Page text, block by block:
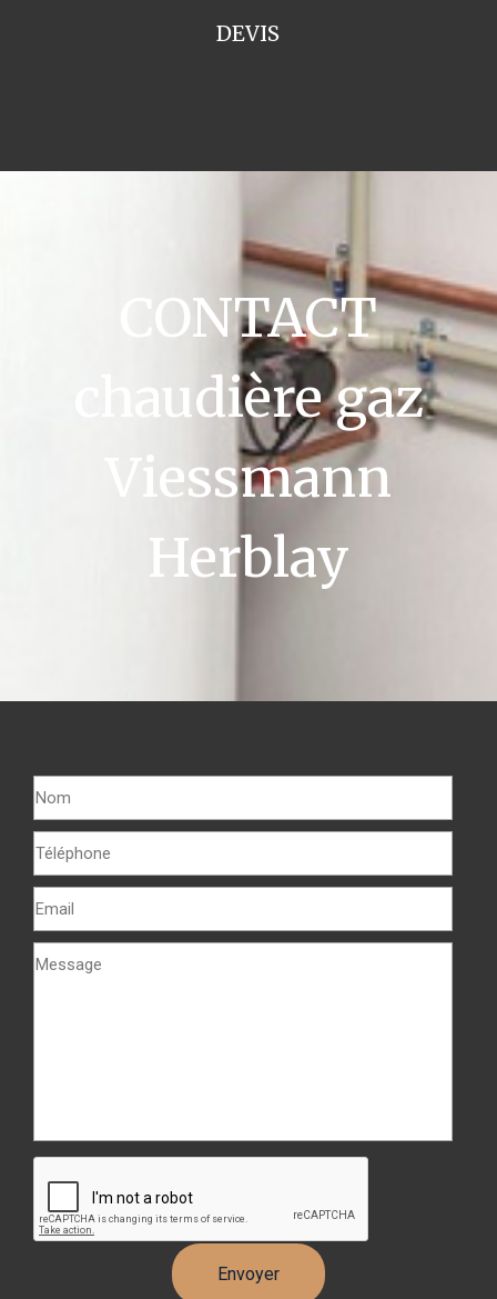
DEVIS
CONTACT
chaudière gaz
Viessmann
Herblay